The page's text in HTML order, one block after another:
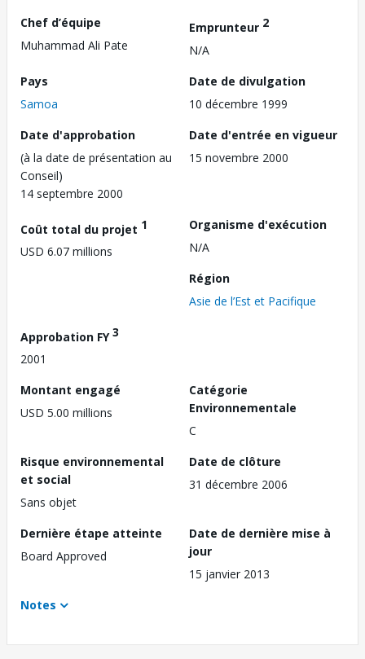
Chef d’équipe
Muhammad Ali Pate
Emprunteur 2
N/A
Pays
Samoa
Date de divulgation
10 décembre 1999
Date d'approbation
(à la date de présentation au
Conseil)
14 septembre 2000
Date d'entrée en vigueur
15 novembre 2000
Coût total du projet 1
USD 6.07 millions
Organisme d'exécution
N/A
Région
Asie de l’Est et Pacifique
Approbation FY3
2001
Montant engagé
USD 5.00 millions
Catégorie
Environnementale
C
Risque environnemental
et social
Sans objet
Date de clôture
31 décembre 2006
Dernière étape atteinte
Board Approved
Date de dernière mise à
jour
15 janvier 2013
Notes